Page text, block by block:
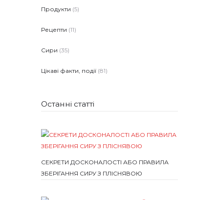
Продукти (5)
Рецепти (11)
Сири (35)
Цікаві факти, події (81)
Останні статті
СЕКРЕТИ ДОСКОНАЛОСТІ АБО ПРАВИЛА
ЗБЕРІГАННЯ СИРУ З ПЛІСНЯВОЮ